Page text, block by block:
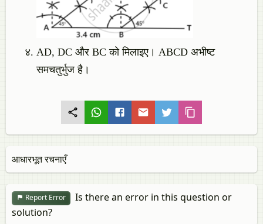
AD, DC और BC को मिलाइए। ABCD अभीष्ट
समचतुर्भुज है।
आधारभूत रचनाएँ
Report Error
Is there an error in this question or
solution?